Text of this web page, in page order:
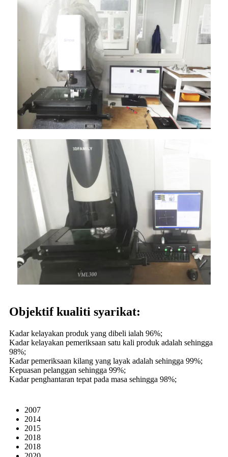
Objektif kualiti syarikat:
Kadar kelayakan produk yang dibeli ialah 96%;
Kadar kelayakan pemeriksaan satu kali produk adalah sehingga
98%;
Kadar pemeriksaan kilang yang layak adalah sehingga 99%;
Kepuasan pelanggan sehingga 99%;
Kadar penghantaran tepat pada masa sehingga 98%;
2007
2014
2015
2018
2018